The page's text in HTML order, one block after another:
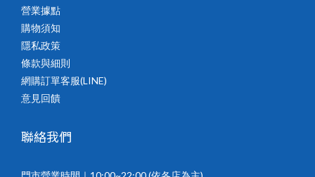
營業據點
購物須知
隱私政策
條款與細則
網購訂單客服(LINE)
意見回饋
聯絡我們